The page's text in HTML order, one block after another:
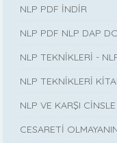
NLP PDF İNDİR
NLP PDF NLP DAP
NLP TEKNİKLERİ -
NLP TEKNİKLERİ
NLP VE KARŞI
CESARETİ